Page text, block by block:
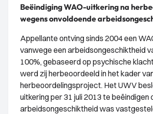
Beëindiging WAO-uitkering na
wegens onvoldoende
Appellante ontving sinds 2004 een
vanwege een arbeidsongeschiktheid
100%, gebaseerd op psychische
werd zij herbeoordeeld in het kader
herbeoordelingsproject. Het UWV
uitkering per 31 juli 2013 te beëindigen
arbeidsongeschiktheid was